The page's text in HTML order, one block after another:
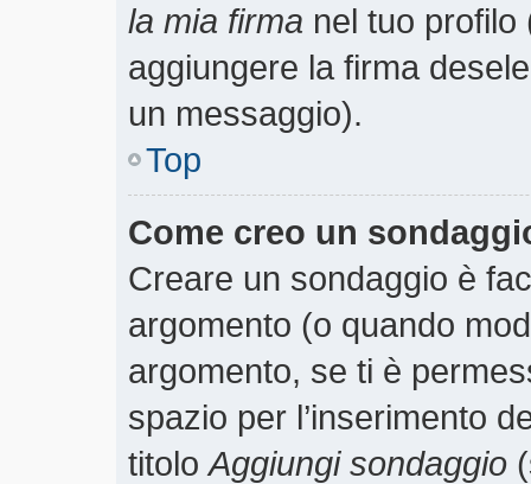
la mia firma nel tuo
aggiungere la firma
un messaggio).
Top
Come creo un
Creare un sondaggio è
argomento (o quando
argomento, se ti è
spazio per l’inserimento
titoloAggiungi sondaggio